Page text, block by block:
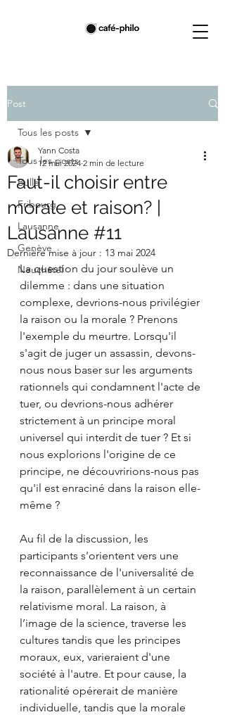
Post
Tous les posts
Bulle
Fribourg
Lausanne
Genève
Neuchâtel
Tous les posts
Faut-il choisir entre
morale et raison? |
Lausanne #11
Yann Costa
12 mai 2024 2 min de lecture
Dernière mise à jour : 13 mai 2024
La question du jour soulève un
dilemme : dans une situation
complexe, devrions-nous privilégier
la raison ou la morale ? Prenons
l'exemple du meurtre. Lorsqu'il
s'agit de juger un assassin, devons-
nous nous baser sur les arguments
rationnels qui condamnent l'acte de
tuer, ou devrions-nous adhérer
strictement à un principe moral
universel qui interdit de tuer ? Et si
nous explorions l'origine de ce
principe, ne découvririons-nous pas
qu'il est enraciné dans la raison elle-
même ?
Au fil de la discussion, les
participants s'orientent vers une
reconnaissance de l'universalité de
la raison, parallèlement à un certain
relativisme moral. La raison, à
l’image de la science, traverse les
cultures tandis que les principes
moraux, eux, varieraient d'une
société à l'autre. Et pour cause, la
rationalité opérerait de manière
individuelle, tandis que la morale